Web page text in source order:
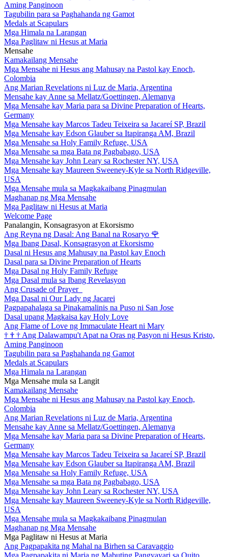
Aming Panginoon
Tagubilin para sa Paghahanda ng Gamot
Medals at Scapulars
Mga Himala na Larangan
Mga Paglitaw ni Hesus at Maria
Mensahe
Kamakailang Mensahe
Mga Mensahe ni Hesus ang Mahusay na Pastol kay Enoch,
Colombia
Ang Marian Revelations ni Luz de Maria, Argentina
Mensahe kay Anne sa Mellatz/Goettingen, Alemanya
Mga Mensahe kay Maria para sa Divine Preparation of Hearts,
Germany
Mga Mensahe kay Marcos Tadeu Teixeira sa Jacareí SP, Brazil
Mga Mensahe kay Edson Glauber sa Itapiranga AM, Brazil
Mga Mensahe sa Holy Family Refuge, USA
Mga Mensahe sa mga Bata ng Pagbabago, USA
Mga Mensahe kay John Leary sa Rochester NY, USA
Mga Mensahe kay Maureen Sweeney-Kyle sa North Ridgeville,
USA
Mga Mensahe mula sa Magkakaibang Pinagmulan
Maghanap ng Mga Mensahe
Mga Paglitaw ni Hesus at Maria
Welcome Page
Panalangin, Konsagrasyon at Ekorsismo
Ang Reyna ng Dasal: Ang Banal na Rosaryo 🌹
Mga Ibang Dasal, Konsagrasyon at Ekorsismo
Dasal ni Hesus ang Mahusay na Pastol kay Enoch
Dasal para sa Divine Preparation of Hearts
Mga Dasal ng Holy Family Refuge
Mga Dasal mula sa Ibang Revelasyon
Ang Crusade of Prayer
Mga Dasal ni Our Lady ng Jacarei
Pagpapahalaga sa Pinakamalinis na Puso ni San Jose
Dasal upang Magkaisa kay Holy Love
Ang Flame of Love ng Immaculate Heart ni Mary
† † † Ang Dalawampu't Apat na Oras ng Pasyon ni Hesus Kristo,
Aming Panginoon
Tagubilin para sa Paghahanda ng Gamot
Medals at Scapulars
Mga Himala na Larangan
Mga Mensahe mula sa Langit
Kamakailang Mensahe
Mga Mensahe ni Hesus ang Mahusay na Pastol kay Enoch,
Colombia
Ang Marian Revelations ni Luz de Maria, Argentina
Mensahe kay Anne sa Mellatz/Goettingen, Alemanya
Mga Mensahe kay Maria para sa Divine Preparation of Hearts,
Germany
Mga Mensahe kay Marcos Tadeu Teixeira sa Jacareí SP, Brazil
Mga Mensahe kay Edson Glauber sa Itapiranga AM, Brazil
Mga Mensahe sa Holy Family Refuge, USA
Mga Mensahe sa mga Bata ng Pagbabago, USA
Mga Mensahe kay John Leary sa Rochester NY, USA
Mga Mensahe kay Maureen Sweeney-Kyle sa North Ridgeville,
USA
Mga Mensahe mula sa Magkakaibang Pinagmulan
Maghanap ng Mga Mensahe
Mga Paglitaw ni Hesus at Maria
Ang Pagpapakita ng Mahal na Birhen sa Caravaggio
Mga Pagpapakita ni Maria ng Mabuting Pangyayari sa Quito